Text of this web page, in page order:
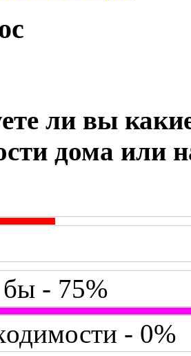
ли вы
дома или
бы - 75%
- 0%